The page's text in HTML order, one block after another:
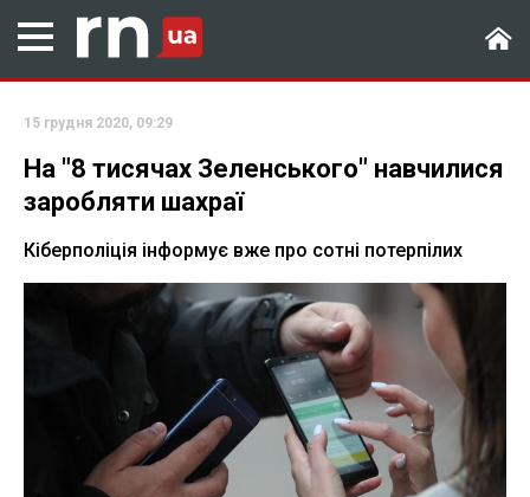
15 грудня 2020, 09:29
На "8 тисячах Зеленського" навчилися
заробляти шахраї
Кіберполіція інформує вже про сотні потерпілих